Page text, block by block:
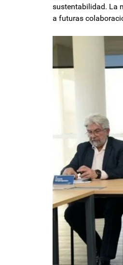
sustentabilidad. La
a futuras